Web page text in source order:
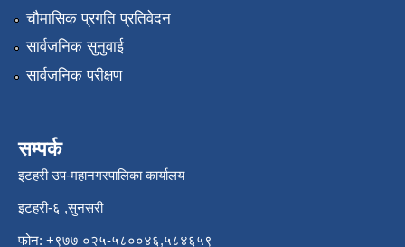
चौमासिक प्रगति प्रतिवेदन
सार्वजनिक सुनुवाई
सार्वजनिक परीक्षण
सम्पर्क
इटहरी उप-महानगरपालिका कार्यालय
इटहरी-६ ,सुनसरी
फोन: +९७७ ०२५-५८००४६,५८४६५९